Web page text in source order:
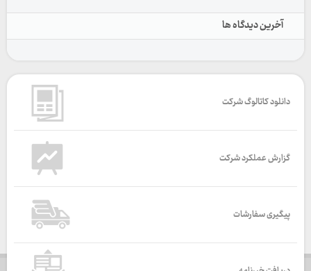
آخرین دیدگاه ها
دانلود کاتالوگ شرکت
گزارش عملکرد شرکت
پیگیری سفارشات